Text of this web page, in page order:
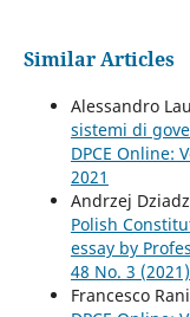
Similar Articles
Alessandro
sistemi di
DPCE Online:
2021
Andrzej
Polish
essay by
48 No. 3
Francesco